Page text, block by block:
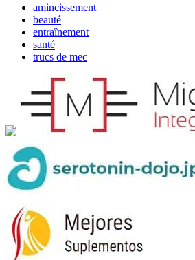
amincissement
beauté
entraînement
santé
trucs de mec